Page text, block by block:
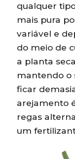
qualquer
mais pura
variável e
do meio de
a planta
mantendo o
ficar
arejamento
regas
um